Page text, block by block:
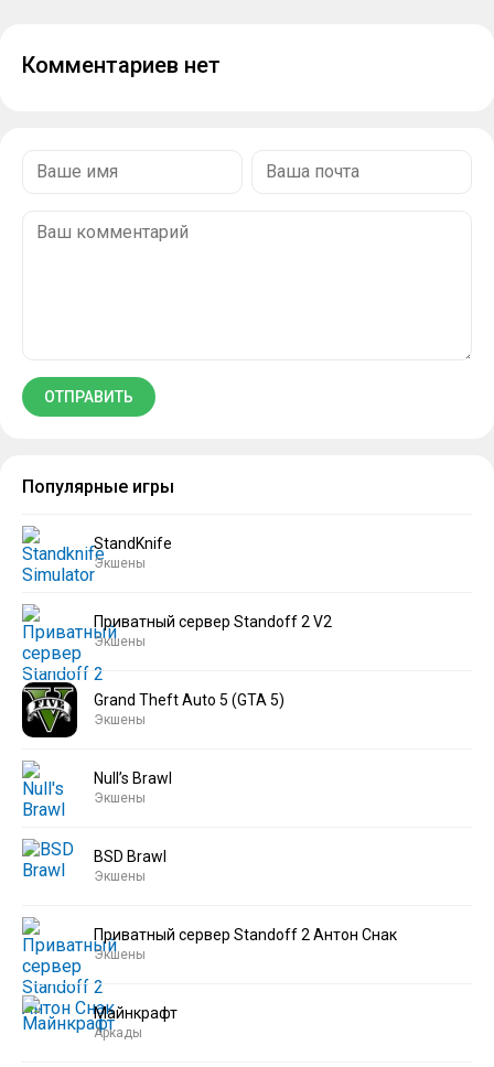
Комментариев нет
Популярные игры
StandKnife
Экшены
Приватный сервер Standoff 2 V2
Экшены
Grand Theft Auto 5 (GTA 5)
Экшены
Null’s Brawl
Экшены
BSD Brawl
Экшены
Приватный сервер Standoff 2 Антон Снак
Экшены
Майнкрафт
Аркады